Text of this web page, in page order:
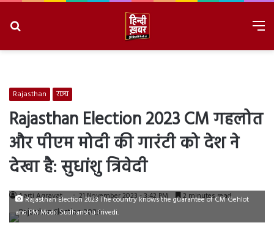
Rajasthan राज्य
Rajasthan Election 2023 CM गहलोत
और पीएम मोदी की गारंटी को देश ने
देखा है: सुधांशु त्रिवेदी
Aarti Agravat 21 November 2023 - 3:42 PM 2 minutes read
Rajasthan Election 2023 The country knows the guarantee of CM Gehlot
and PM Modi: Sudhanshu Trivedi.